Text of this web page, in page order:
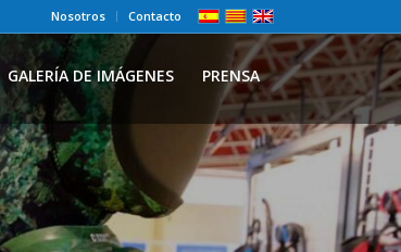
Nosotros Contacto
GALERÍA DE IMÁGENES PRENSA